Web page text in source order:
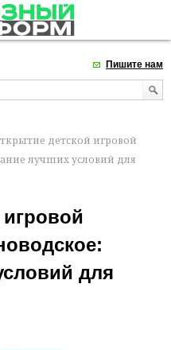
Пишите нам
детской игровой
лучших условий для
для